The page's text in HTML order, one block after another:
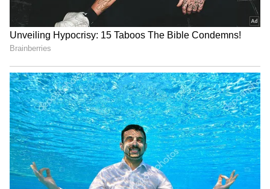
ప్రేమ‌ను ఇంత‌కంటే గొప్పగా వ‌ర్ణించగ‌ల‌మా
3
Image Credit :Amazon.in
భారతీయ వంటకాలకు ప్రత్యేకంగా అనుకూలం